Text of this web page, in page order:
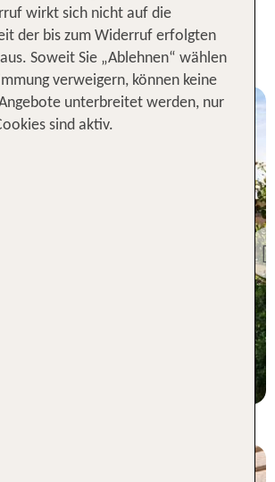
Angebote für 3
Rom inkl. Flug
wirkt sich nicht auf die
der bis zum Widerruf erfolgten
Soweit Sie „Ablehnen“ wählen
verweigern, können keine
unterbreitet werden, nur
sind aktiv.